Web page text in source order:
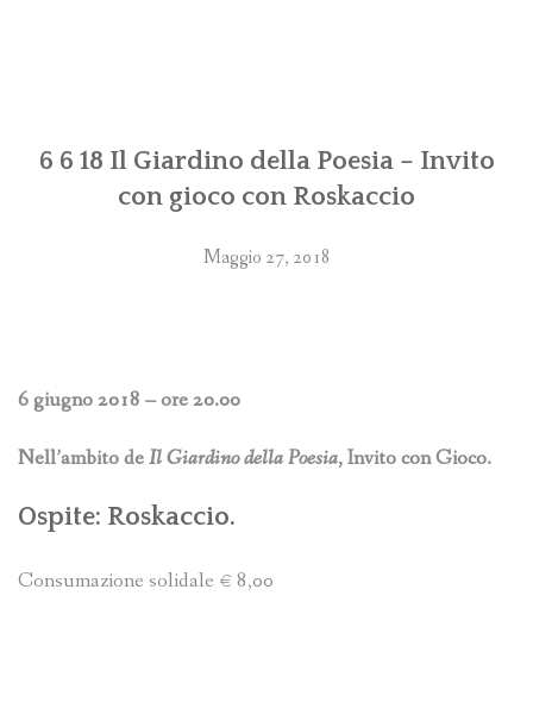
6 6 18 Il Giardino della Poesia – Invito
con gioco con Roskaccio
Maggio 27, 2018
6 giugno 2018 – ore 20.00
Nell’ambito deIl Giardino della Poesia, Invito con Gioco.
Ospite: Roskaccio.
Consumazione solidale € 8,00